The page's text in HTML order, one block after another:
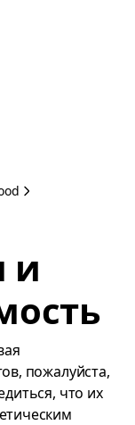
и
пожалуйста,
что их